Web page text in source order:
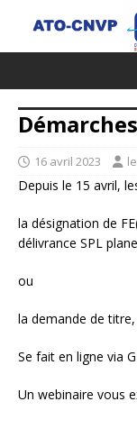
16 avril 2023
Depuis le 15 avril,
la désignation de
délivrance SPL
ou
la demande de titre,
Se fait en ligne via
Un webinaire vous